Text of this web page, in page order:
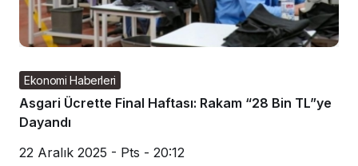
Ekonomi Haberleri
Asgari Ücrette Final Haftası: Rakam “28 Bin TL”ye
Dayandı
22 Aralık 2025 - Pts - 20:12